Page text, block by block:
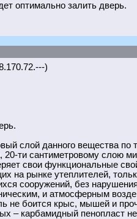
оптимально залить дверь.
)
слой данного вещества
20-ти сантиметровому слою
свои функциональные
на рынке утеплителей,
сооружений, без
и атмосферным
не боится крыс, мышей и
– карбамидный пенопласт